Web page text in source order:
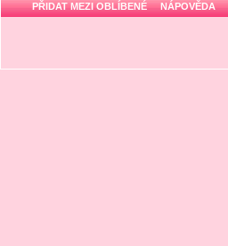
PŘIDAT MEZI OBLÍBENÉ NÁPOVĚDA